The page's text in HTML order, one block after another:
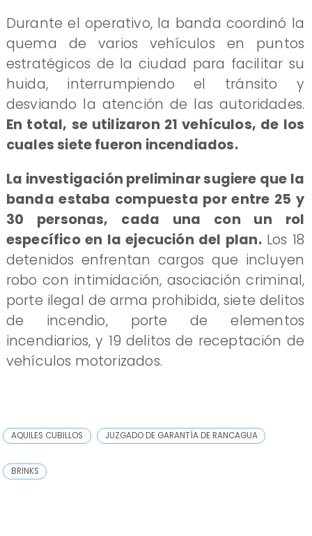
Durante el operativo, la banda coordinó la
quema de varios vehículos en puntos
estratégicos de la ciudad para facilitar su
huida, interrumpiendo el tránsito y
desviando la atención de las autoridades.
En total, se utilizaron 21 vehículos, de los
cuales siete fueron incendiados.
La investigación preliminar sugiere que la
banda estaba compuesta por entre 25 y
30 personas, cada una con un rol
específico en la ejecución del plan.Los 18
detenidos enfrentan cargos que incluyen
robo con intimidación, asociación criminal,
porte ilegal de arma prohibida, siete delitos
de incendio, porte de elementos
incendiarios, y 19 delitos de receptación de
vehículos motorizados.
AQUILES CUBILLOS JUZGADO DE GARANTÍA DE RANCAGUA
BRINKS